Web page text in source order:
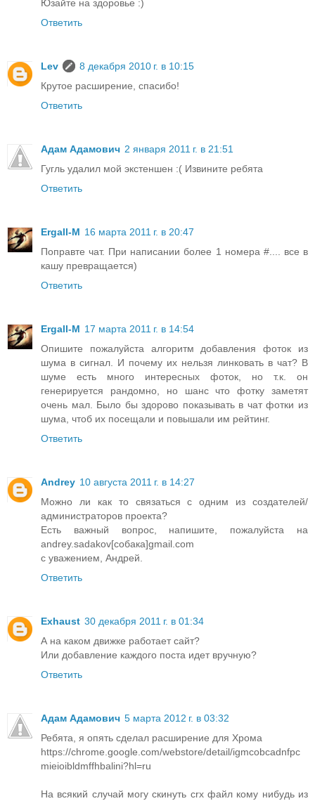
Юзайте на здоровье :)
Ответить
Lev
8 декабря 2010 г. в 10:15
Крутое расширение, спасибо!
Ответить
Адам Адамович 2 января 2011 г. в 21:51
Гугль удалил мой экстеншен :( Извините ребята
Ответить
Ergall-M 16 марта 2011 г. в 20:47
Поправте чат. При написании более 1 номера #.... все в
кашу превращается)
Ответить
Ergall-M 17 марта 2011 г. в 14:54
Опишите пожалуйста алгоритм добавления фоток из
шума в сигнал. И почему их нельзя линковать в чат? В
шуме есть много интересных фоток, но т.к. он
генерируется рандомно, но шанс что фотку заметят
очень мал. Было бы здорово показывать в чат фотки из
шума, чтоб их посещали и повышали им рейтинг.
Ответить
Andrey 10 августа 2011 г. в 14:27
Можно ли как то связаться с одним из создателей/
администраторов проекта?
Есть важный вопрос, напишите, пожалуйста на
andrey.sadakov[собака]gmail.com
с уважением, Андрей.
Ответить
Exhaust 30 декабря 2011 г. в 01:34
А на каком движке работает сайт?
Или добавление каждого поста идет вручную?
Ответить
Адам Адамович 5 марта 2012 г. в 03:32
Ребята, я опять сделал расширение для Хрома
https://chrome.google.com/webstore/detail/igmcobcadnfpc
mieioibldmffhbalini?hl=ru
На всякий случай могу скинуть crx файл кому нибудь из